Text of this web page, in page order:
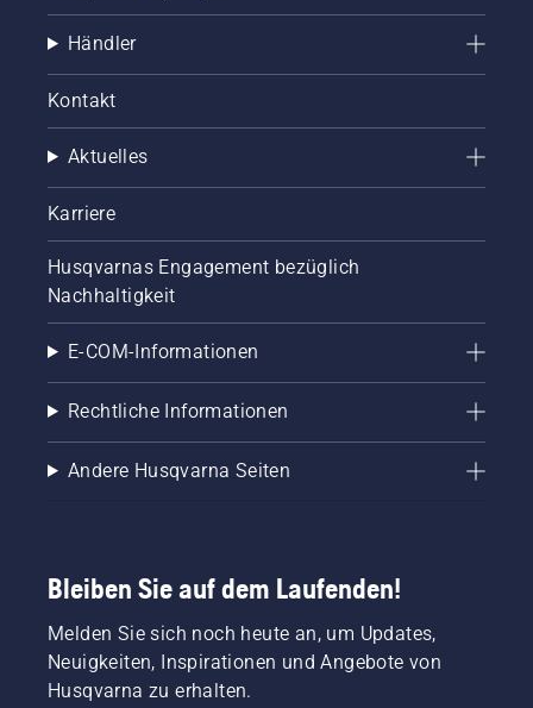
Händler
Kontakt
Aktuelles
Karriere
Husqvarnas Engagement bezüglich
Nachhaltigkeit
E-COM-Informationen
Rechtliche Informationen
Andere Husqvarna Seiten
Bleiben Sie auf dem Laufenden!
Melden Sie sich noch heute an, um Updates,
Neuigkeiten, Inspirationen und Angebote von
Husqvarna zu erhalten.